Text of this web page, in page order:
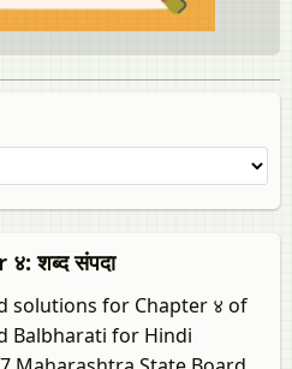
शब्द संपदा
solutions for Chapter ४ of
Balbharati for Hindi